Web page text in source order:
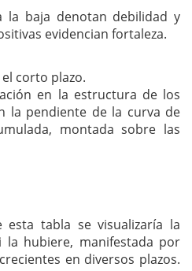
la baja denotan debilidad y
evidencian fortaleza.
corto plazo.
en la estructura de los
la pendiente de la curva de
montada sobre las
tabla se visualizaría la
la hubiere, manifestada por
en diversos plazos.